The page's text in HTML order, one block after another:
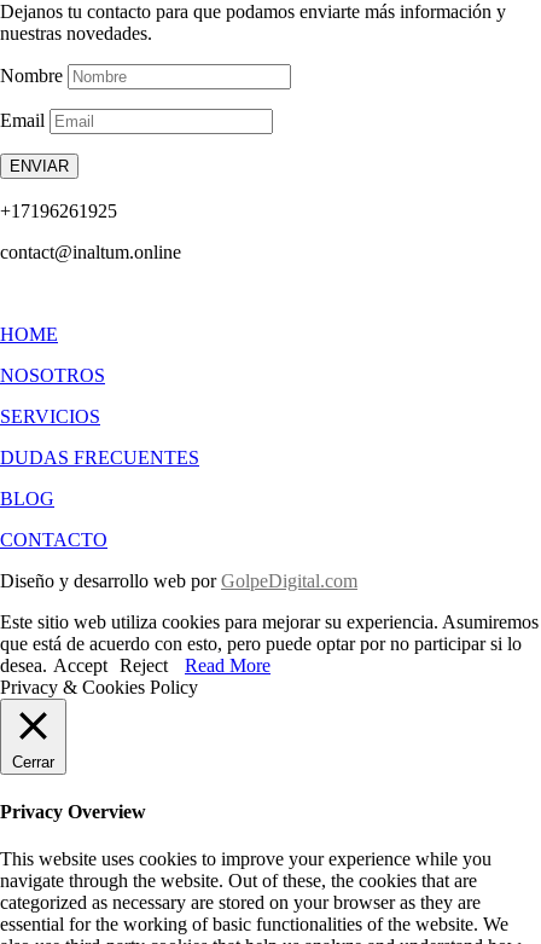
Dejanos tu contacto para que podamos enviarte más información y
nuestras novedades.
Nombre
Email
ENVIAR
+17196261925
contact@inaltum.online
HOME
NOSOTROS
SERVICIOS
DUDAS FRECUENTES
BLOG
CONTACTO
Diseño y desarrollo web porGolpeDigital.com
Este sitio web utiliza cookies para mejorar su experiencia. Asumiremos
que está de acuerdo con esto, pero puede optar por no participar si lo
desea. Accept Reject
Read More
Privacy & Cookies Policy
Cerrar
Privacy Overview
This website uses cookies to improve your experience while you
navigate through the website. Out of these, the cookies that are
categorized as necessary are stored on your browser as they are
essential for the working of basic functionalities of the website. We